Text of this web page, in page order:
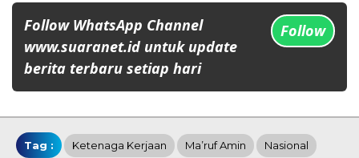
Follow WhatsApp Channel
www.suaranet.id untuk update
berita terbaru setiap hari
Follow
Tag : Ketenaga Kerjaan Ma’ruf Amin Nasional